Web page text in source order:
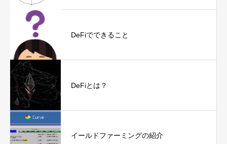
DeFiでできること
DeFiとは？
イールドファーミングの紹介